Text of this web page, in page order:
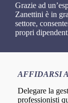
Grazie ad
Zanettini è in
settore,
propri
AFFIDARSI
Delegare la
professionisti